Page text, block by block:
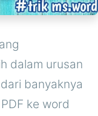
dalam urusan
banyaknya
ke word